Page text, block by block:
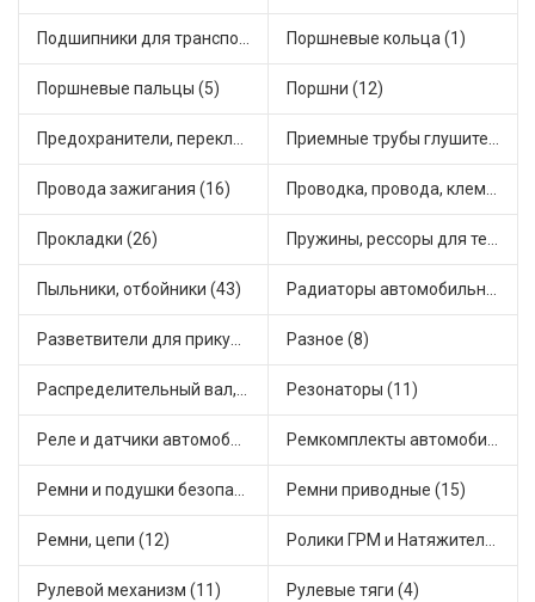
Подшипники для транспорта (24) Поршневые кольца (1)
Поршневые пальцы (5) Поршни (12)
Предохранители, переключатели, кнопки автомобильные (54) Приемные трубы глушителя (7)
Провода зажигания (16) Проводка, провода, клеммы и разъемы (19)
Прокладки (26) Пружины, рессоры для техники (7)
Пыльники, отбойники (43) Радиаторы автомобильные (10)
Разветвители для прикуривателя (4) Разное (8)
Распределительный вал, шестерни распределительного (5) Резонаторы (11)
Реле и датчики автомобильные (111) Ремкомплекты автомобильные (67)
Ремни и подушки безопасности (6) Ремни приводные (15)
Ремни, цепи (12) Ролики ГРМ и Натяжители (14)
Рулевой механизм (11) Рулевые тяги (4)